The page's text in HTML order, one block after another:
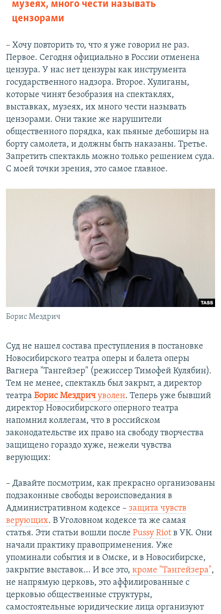
музеях, много чести называть
цензорами
– Хочу повторить то, что я уже говорил не раз.
Первое. Сегодня официально в России отменена
цензура. У нас нет цензуры как инструмента
государственного надзора. Второе. Хулиганы,
которые чинят безобразия на спектаклях,
выставках, музеях, их много чести называть
цензорами. Они такие же нарушители
общественного порядка, как пьяные дебоширы на
борту самолета, и должны быть наказаны. Третье.
Запретить спектакль можно только решением суда.
С моей точки зрения, это самое главное.
Борис Мездрич
Суд не нашел состава преступления в постановке
Новосибирского театра оперы и балета оперы
Вагнера "Тангейзер" (режиссер Тимофей Кулябин).
Тем не менее, спектакль был закрыт, а директор
театра Борис Мездрич уволен. Теперь уже бывший
директор Новосибирского оперного театра
напомнил коллегам, что в российском
законодательстве их право на свободу творчества
защищено гораздо хуже, нежели чувства
верующих:
– Давайте посмотрим, как прекрасно организованы
подзаконные свободы вероисповедания в
Административном кодексе – защита чувств
верующих. В Уголовном кодексе та же самая
статья. Эти статьи вошли после Pussy Riot в УК. Они
начали практику правоприменения. Уже
упоминали события и в Омске, и в Новосибирске,
закрытие выставок... И все это, кроме "Тангейзера",
не напрямую церковь, это аффилированные с
церковью общественные структуры,
самостоятельные юридические лица организуют